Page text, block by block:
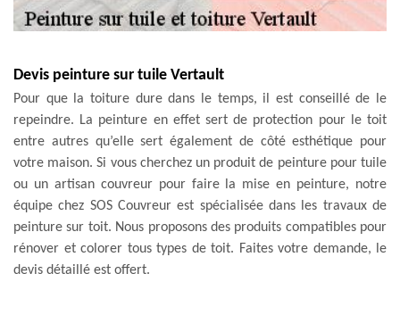
Devis peinture sur tuile Vertault
Pour que la toiture dure dans le temps, il est conseillé de le
repeindre. La peinture en effet sert de protection pour le toit
entre autres qu’elle sert également de côté esthétique pour
votre maison. Si vous cherchez un produit de peinture pour tuile
ou un artisan couvreur pour faire la mise en peinture, notre
équipe chez SOS Couvreur est spécialisée dans les travaux de
peinture sur toit. Nous proposons des produits compatibles pour
rénover et colorer tous types de toit. Faites votre demande, le
devis détaillé est offert.